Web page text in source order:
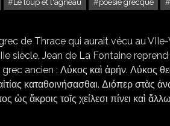
Le loup et l'agneau poésie grecque
de Thrace qui aurait vécu au VIIe-
siècle, Jean de La Fontaine
ancien : Λύκος καὶ ἀρήν. Λύκος
καταθοινήσασθαι. Διόπερ στὰς
ὡς ἄκροις τοῖς χείλεσι πίνει καὶ